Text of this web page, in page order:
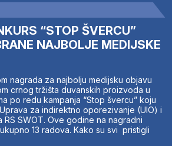
“STOP ŠVERCU”
NAJBOLJE MEDIJSKE
nagrada za najbolju medijsku objavu
crnog tržišta duvanskih proizvoda u
po redu kampanja “Stop švercu” koju
za indirektno oporezivanje (UIO) i
RS SWOT. Ove godine na nagradni
13 radova. Kako su svi pristigli